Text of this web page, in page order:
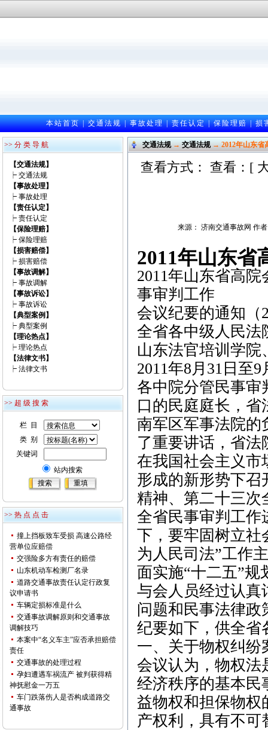
本站首页|交通法规|事故处理|责任认定|保险理赔|损
>> 分 类 导 航
【交通法规】
┝ 交通法规
【事故处理】
┝ 事故处理
【责任认定】
┝ 责任认定
【保险理赔】
┝ 保险理赔
【损害赔偿】
┝ 损害赔偿
【事故调解】
┝ 事故调解
【事故诉讼】
┝ 事故诉讼
【典型案例】
┝ 典型案例
【理论热点】
┝ 理论热点
【法律文书】
┝ 法律文书
>> 超 级 搜 索
栏 目
类 别
关键词
站内搜索
>> 热 点 点 击
撞上挡板致车受损 高速公路经
营单位应赔偿
交强险多方有责任的赔偿
山东机动车检测厂名录
道路交通事故责任认定行政复
议申请书
车辆定损标准是什么
交通事故调解原则和交通事故
调解技巧
本案中“名义车主”应否承担赔偿
责任
交通事故的处理过程
孕妇遭遇车祸流产 被判获得精
神抚慰金一万五
车门跌落伤人是否构成道路交
通事故
交通法规→交通法规→ 2012年山东省
查看方式： 查看：[
来源： 济南交通事故网 作
2011年山东省
2011年山东省高
事审判工作
会议纪要的通知（
全省各中级人民法
山东法官培训学院
2011年8月31日至
各中院分管民事审
口的民庭庭长，
南军区军事法院的
了重要讲话，省
在我国社会主义市
形成的新形势下召
精神、第二十三次
全省民事审判工作
下，要牢固树立社
为人民司法”工作
面实施“十二五”
与会人员经过认真
问题和民事法律
纪要如下，供全省
一、关于物权纠纷
会议认为，物权法
经济秩序的基本民
益物权和担保物权
产权利，具有不